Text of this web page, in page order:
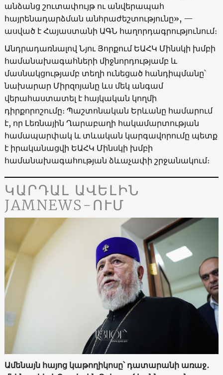
անձանց շուտափույթ ու անվերապահ
հայրենադարձման անհրաժեշտությունը», —
ասված է Հայաստանի ԱԳՆ հաղորդագրությունում։
Անդրադառնալով Նյու Յորքում ԵԱՀԿ Մինսկի խմբի
համանախագահների միջնորդությամբ և
մասնակցությամբ տեղի ունեցած հանդիպմանը՝
նախարար Միրզոյանը ևս մեկ անգամ
վերահաստատել է հայկական կողմի
դիրքորոշումը։ Պաշտոնական Երևանը համարում
է, որ Լեռնային Ղարաբաղի հակամարտության
համապարփակ և տևական կարգավորումը պետք
է իրականացվի ԵԱՀԿ Մինսկի խմբի
համանախագահության ձևաչափի շրջանակում։
ԿԱՐԴԱԼ ԱՎԵԼԻՆ
JAMNEWS-ՈՒՄ
Ամենայն հայոց կաթողիկոսը՝ դատարանի առաջ․